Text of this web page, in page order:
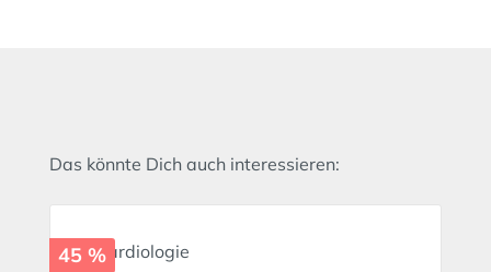
Produktgalerie überspringen
Das könnte Dich auch interessieren:
45 %